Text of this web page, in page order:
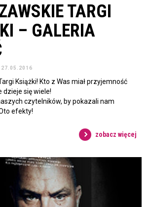
TARGI
– GALERIA
27.05.2016
Książki! Kto z Was miał przyjemność
dzieje się wiele!
czytelników, by pokazali nam
efekty!
zobacz więcej